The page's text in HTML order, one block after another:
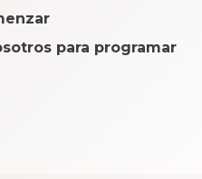
para programar